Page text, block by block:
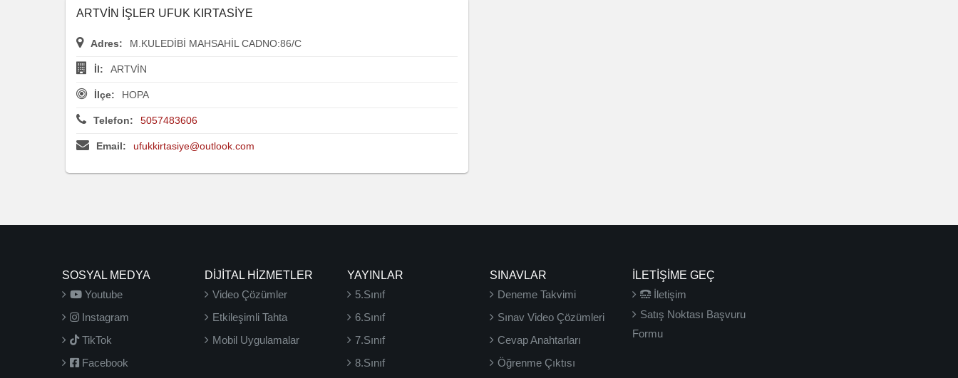
ARTVİN İŞLER UFUK KIRTASİYE
Adres: M.KULEDİBİ MAHSAHİL CADNO:86/C
İl: ARTVİN
İlçe: HOPA
Telefon: 5057483606
Email: ufukkirtasiye@outlook.com
SOSYAL MEDYA
Youtube
Instagram
TikTok
Facebook
DİJİTAL HİZMETLER
Video Çözümler
Etkileşimli Tahta
Mobil Uygulamalar
YAYINLAR
5.Sınıf
6.Sınıf
7.Sınıf
8.Sınıf
SINAVLAR
Deneme Takvimi
Sınav Video Çözümleri
Cevap Anahtarları
Öğrenme Çıktısı
İLETIŞIME GEÇ
İletişim
Satış Noktası Başvuru
Formu